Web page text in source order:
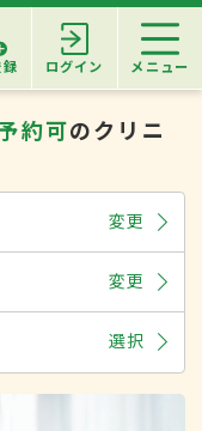
ログイン メニュー
約可のクリニ
変更
変更
選択